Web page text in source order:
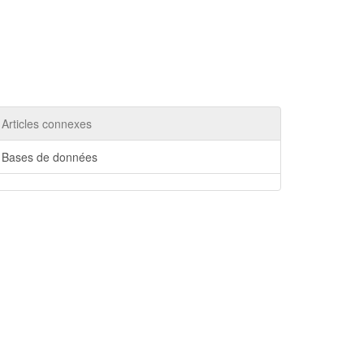
Articles connexes
Bases de données